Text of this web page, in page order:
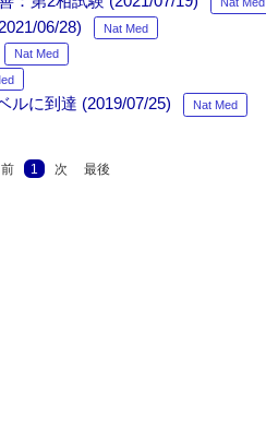
06/28) Nat Med
Nat Med
ルに到達 (2019/07/25) Nat Med
前 1 次 最後